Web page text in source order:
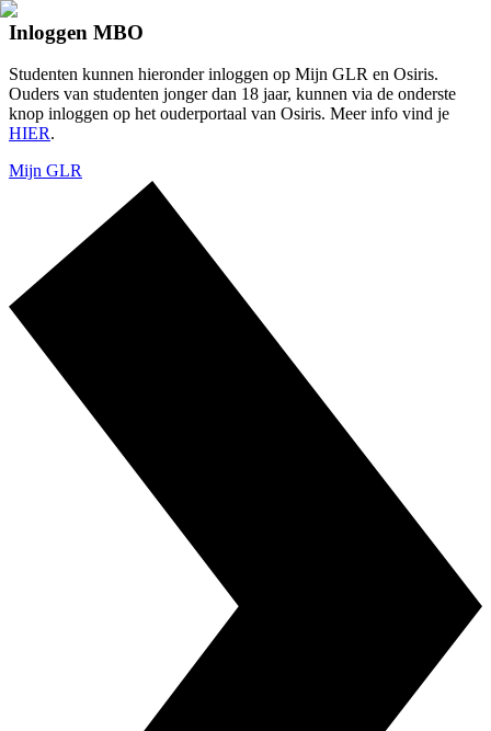
Inloggen MBO
Studenten kunnen hieronder inloggen op Mijn GLR en Osiris.
Ouders van studenten jonger dan 18 jaar, kunnen via de onderste
knop inloggen op het ouderportaal van Osiris. Meer info vind je
HIER.
Mijn GLR